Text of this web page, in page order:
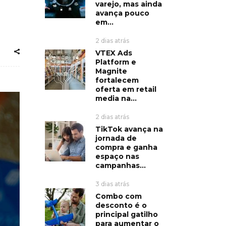
varejo, mas ainda
avança pouco
em...
2 dias atrás
VTEX Ads
Platform e
Magnite
fortalecem
oferta em retail
media na...
2 dias atrás
TikTok avança na
jornada de
compra e ganha
espaço nas
campanhas...
3 dias atrás
Combo com
desconto é o
principal gatilho
para aumentar o